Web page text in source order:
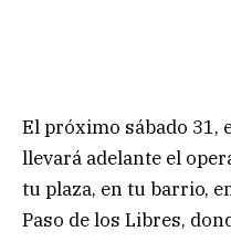
El próximo sábado 31,
llevará adelante el
tu plaza, en tu barrio,
Paso de los Libres,